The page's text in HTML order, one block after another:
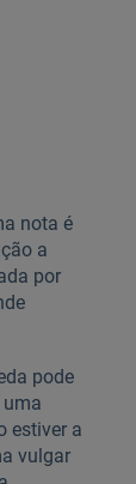
nota é
a
por
pode
estiver a
vulgar